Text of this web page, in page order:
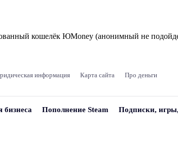
кошелёк ЮMoney (анонимный не
информация Карта сайта Про деньги
Пополнение Steam Подписки,